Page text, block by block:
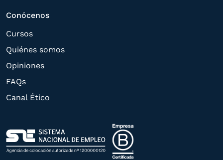
estas puedan hacerle llegar la mejor
oferta de productos y servicios de acuerdo
a su petición. Quedan reconocidos los
derechos de acceso,
rectificación, supresión, oposición,
Política de Privacidad .
Conócenos
Cursos
Quiénes somos
Opiniones
FAQs
Canal Ético